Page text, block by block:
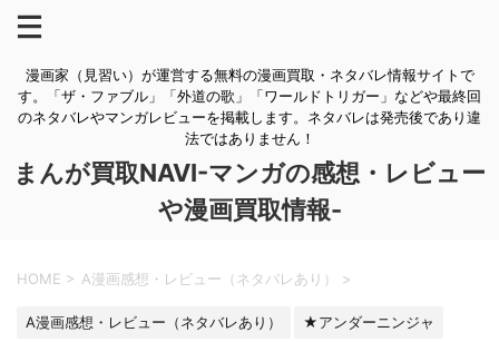
漫画家（見習い）が運営する無料の漫画買取・ネタバレ情報サイトで
す。「ザ・ファブル」「外道の歌」「ワールドトリガー」などや最終回
のネタバレやマンガレビューを掲載します。ネタバレは発売後であり違
法ではありません！
まんが買取NAVI-マンガの感想・レビュー
や漫画買取情報-
HOME > A漫画感想・レビュー（ネタバレあり） >
A漫画感想・レビュー（ネタバレあり） ★アンダーニンジャ